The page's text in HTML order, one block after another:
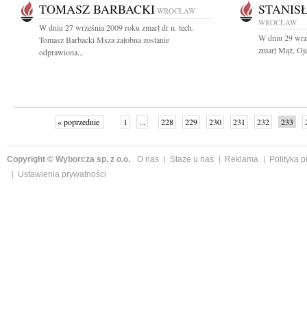
TOMASZ BARBACKI WROCŁAW
W dniu 27 września 2009 roku zmarł dr n. tech.
Tomasz Barbacki Msza żałobna zostanie
odprawiona...
WROCŁAW
W dniu 29
zmarł Mąż,
« poprzednie 1 ... 228 229 230 231 232 233
Copyright © Wyborcza sp. z o.o. O nas Staże u nas Reklama
Polityka
Ustawienia prywatności